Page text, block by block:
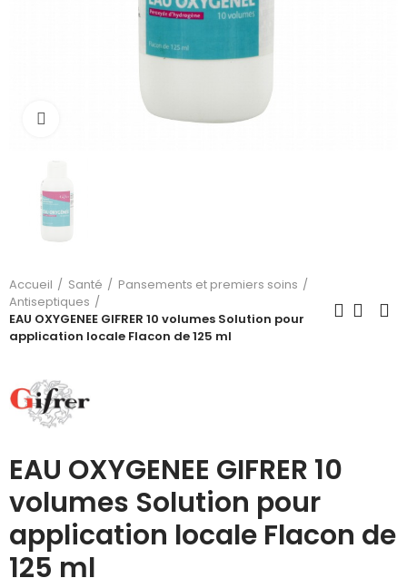
Cliquez pour agrandir
Accueil Santé
Pansements et premiers soins
Antiseptiques
EAU OXYGENEE GIFRER 10 volumes Solution pour
application locale Flacon de 125 ml
EAU OXYGENEE GIFRER 10
volumes Solution pour
application locale Flacon de
125 ml